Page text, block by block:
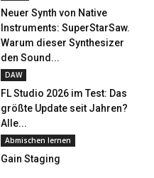
Neuer Synth von Native
Instruments: SuperStarSaw.
Warum dieser Synthesizer
den Sound...
DAW
FL Studio 2026 im Test: Das
größte Update seit Jahren?
Alle...
Abmischen lernen
Gain Staging